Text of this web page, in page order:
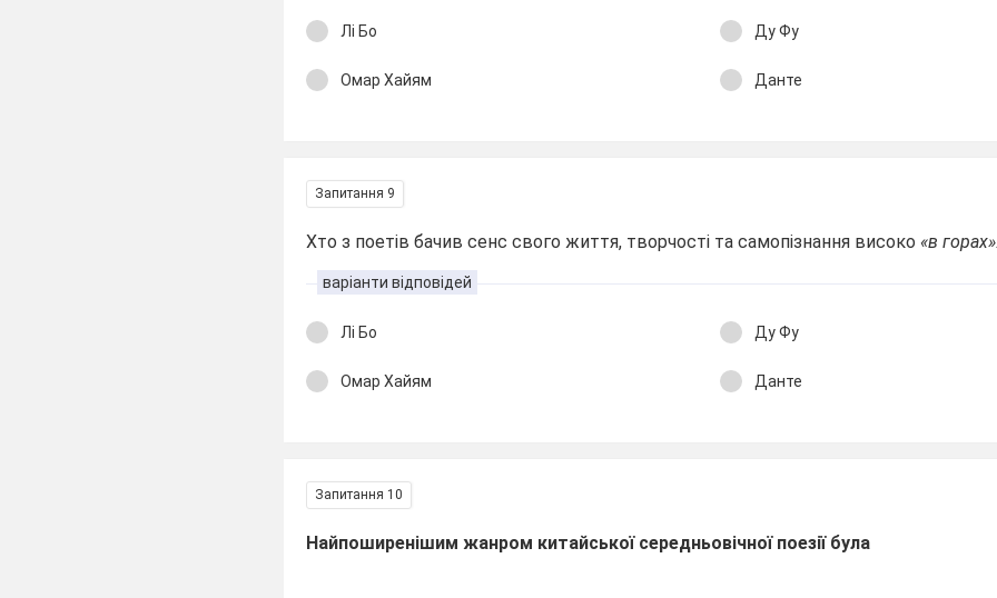
Лі Бо Ду Фу
Омар Хайям Данте
Запитання 9
Хто з поетів бачив сенс свого життя, творчості та самопізнання високо«в
варіанти відповідей
Лі Бо Ду Фу
Омар Хайям Данте
Запитання 10
Найпоширенішим жанром китайської середньовічної поезії була